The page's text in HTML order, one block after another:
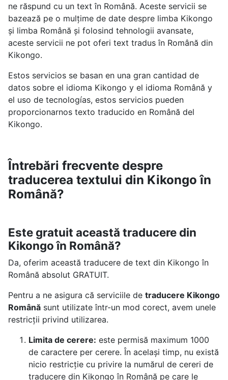
ne răspund cu un text în Română. Aceste servicii se
bazează pe o mulțime de date despre limba Kikongo
și limba Română și folosind tehnologii avansate,
aceste servicii ne pot oferi text tradus în Română din
Kikongo.
Estos servicios se basan en una gran cantidad de
datos sobre el idioma Kikongo y el idioma Română y
el uso de tecnologías, estos servicios pueden
proporcionarnos texto traducido en Română del
Kikongo.
Întrebări frecvente despre
traducerea textului din Kikongo în
Română?
Este gratuit această traducere din
Kikongo în Română?
Da, oferim această traducere de text din Kikongo în
Română absolut GRATUIT.
Pentru a ne asigura că serviciile de traducere Kikongo
Românăsunt utilizate într-un mod corect, avem unele
restricții privind utilizarea.
Limita de cerere: este permisă maximum 1000
de caractere per cerere. În același timp, nu există
nicio restricție cu privire la numărul de cereri de
traducere din Kikongo în Română pe care le